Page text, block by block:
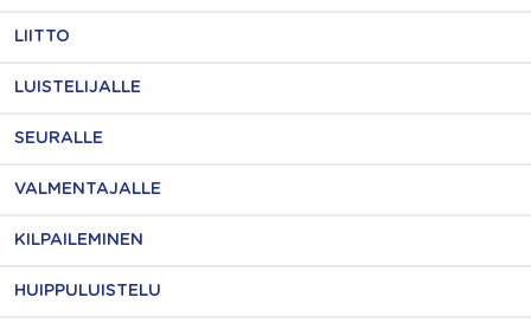
LIITTO
LUISTELIJALLE
SEURALLE
VALMENTAJALLE
KILPAILEMINEN
HUIPPULUISTELU